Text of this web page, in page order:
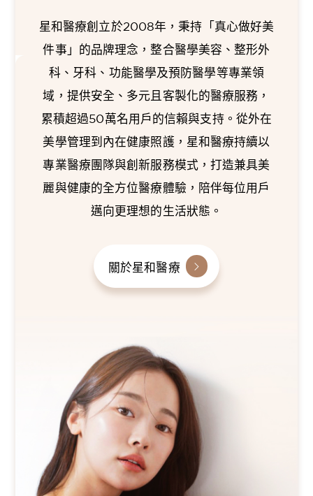
星和醫療創立於2008年，秉持「真心做好美
件事」的品牌理念，整合醫學美容、整形外
科、牙科、功能醫學及預防醫學等專業領
域，提供安全、多元且客製化的醫療服務，
累積超過50萬名用戶的信賴與支持。從外在
美學管理到內在健康照護，星和醫療持續以
專業醫療團隊與創新服務模式，打造兼具美
麗與健康的全方位醫療體驗，陪伴每位用戶
邁向更理想的生活狀態。
關於星和醫療